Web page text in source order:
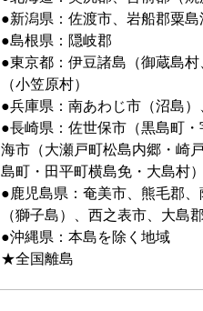
●新潟県：佐渡市、岩船郡粟島
●島根県：隠岐郡
●東京都：伊豆諸島（御蔵島
（小笠原村）
●兵庫県：南あわじ市（沼島）
●長崎県：佐世保市（黒島町
海市（大瀬戸町松島内郷・崎
島町・田平町横島免・大島村
●鹿児島県：奄美市、熊毛郡
（獅子島）、西之表市、大島郡
●沖縄県：本島を除く地域
★全国離島